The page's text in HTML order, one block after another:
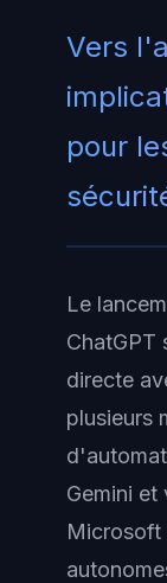
Vers
pour
Le
ChatGPT
directe
plusieurs
Gemini et
Microsoft